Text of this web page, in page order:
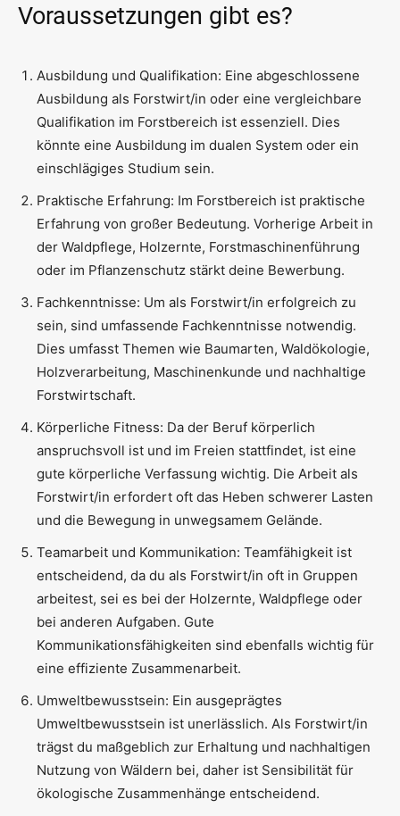
Voraussetzungen gibt es?
Ausbildung und Qualifikation: Eine abgeschlossene
Ausbildung als Forstwirt/in oder eine vergleichbare
Qualifikation im Forstbereich ist essenziell. Dies
könnte eine Ausbildung im dualen System oder ein
einschlägiges Studium sein.
Praktische Erfahrung: Im Forstbereich ist praktische
Erfahrung von großer Bedeutung. Vorherige Arbeit in
der Waldpflege, Holzernte, Forstmaschinenführung
oder im Pflanzenschutz stärkt deine Bewerbung.
Fachkenntnisse: Um als Forstwirt/in erfolgreich zu
sein, sind umfassende Fachkenntnisse notwendig.
Dies umfasst Themen wie Baumarten, Waldökologie,
Holzverarbeitung, Maschinenkunde und nachhaltige
Forstwirtschaft.
Körperliche Fitness: Da der Beruf körperlich
anspruchsvoll ist und im Freien stattfindet, ist eine
gute körperliche Verfassung wichtig. Die Arbeit als
Forstwirt/in erfordert oft das Heben schwerer Lasten
und die Bewegung in unwegsamem Gelände.
Teamarbeit und Kommunikation: Teamfähigkeit ist
entscheidend, da du als Forstwirt/in oft in Gruppen
arbeitest, sei es bei der Holzernte, Waldpflege oder
bei anderen Aufgaben. Gute
Kommunikationsfähigkeiten sind ebenfalls wichtig für
eine effiziente Zusammenarbeit.
Umweltbewusstsein: Ein ausgeprägtes
Umweltbewusstsein ist unerlässlich. Als Forstwirt/in
trägst du maßgeblich zur Erhaltung und nachhaltigen
Nutzung von Wäldern bei, daher ist Sensibilität für
ökologische Zusammenhänge entscheidend.